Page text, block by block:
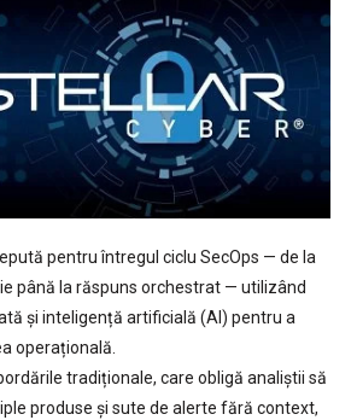
pentru întregul ciclu SecOps — de la
până la răspuns orchestrat — utilizând
și inteligență artificială (AI) pentru a
operațională.
tradiționale, care obligă analiștii să
produse și sute de alerte fără context,